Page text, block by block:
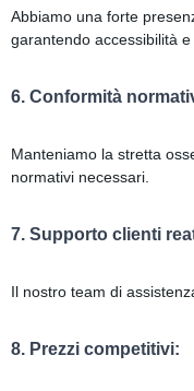
Abbiamo una forte
garantendo accessibilità e
6. Conformità
Manteniamo la stretta
normativi necessari.
7. Supporto clienti
Il nostro team di
8. Prezzi competitivi: